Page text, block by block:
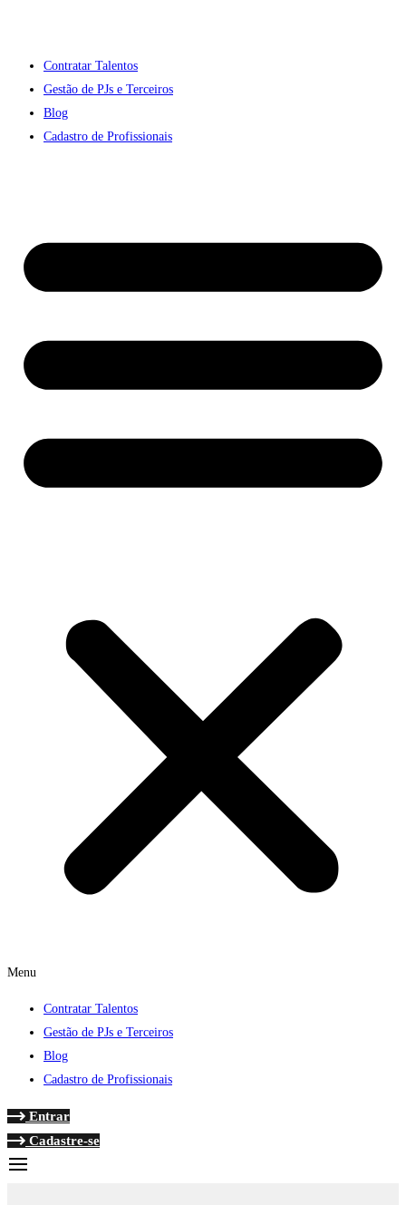
Contratar Talentos
Gestão de PJs e Terceiros
Blog
Cadastro de Profissionais
Menu
Contratar Talentos
Gestão de PJs e Terceiros
Blog
Cadastro de Profissionais
Entrar
Cadastre-se